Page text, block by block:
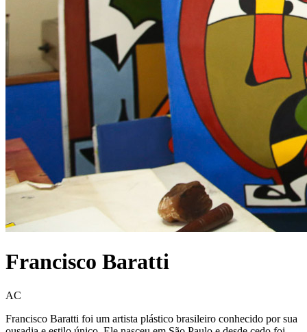
Francisco Baratti
AC
Francisco Baratti foi um artista plástico brasileiro conhecido por sua